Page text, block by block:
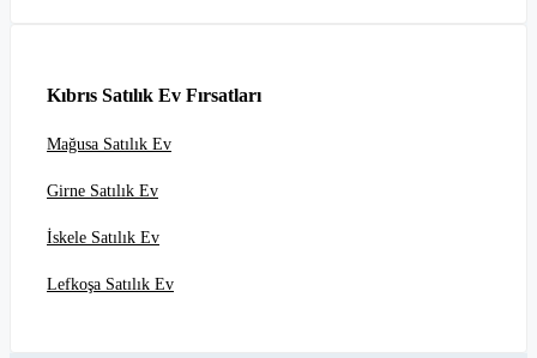
Kıbrıs Satılık Ev Fırsatları
Mağusa Satılık Ev
Girne Satılık Ev
İskele Satılık Ev
Lefkoşa Satılık Ev